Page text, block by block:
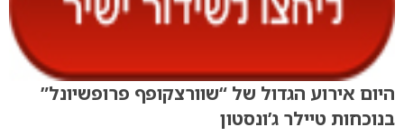
היום אירוע הגדול של “שוורצקופף פרופשיונל”
בנוכחות טיילר ג’ונסטון